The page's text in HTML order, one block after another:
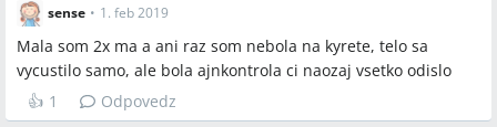
sense • 1. feb 2019
Mala som 2x ma a ani raz som nebola na kyrete, telo sa
vycustilo samo, ale bola ajnkontrola ci naozaj vsetko odislo
👍 1 Odpovedz